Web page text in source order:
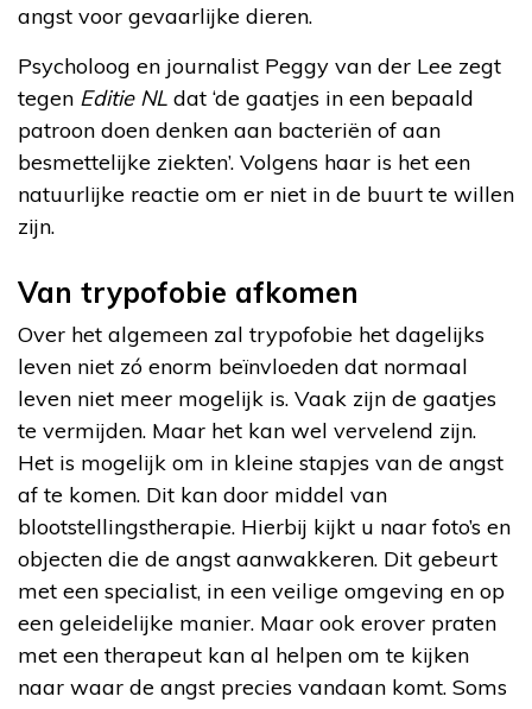
angst voor gevaarlijke dieren.
Psycholoog en journalist Peggy van der Lee zegt
tegen Editie NL dat ‘de gaatjes in een bepaald
patroon doen denken aan bacteriën of aan
besmettelijke ziekten’. Volgens haar is het een
natuurlijke reactie om er niet in de buurt te willen
zijn.
Van trypofobie afkomen
Over het algemeen zal trypofobie het dagelijks
leven niet zó enorm beïnvloeden dat normaal
leven niet meer mogelijk is. Vaak zijn de gaatjes
te vermijden. Maar het kan wel vervelend zijn.
Het is mogelijk om in kleine stapjes van de angst
af te komen. Dit kan door middel van
blootstellingstherapie. Hierbij kijkt u naar foto’s en
objecten die de angst aanwakkeren. Dit gebeurt
met een specialist, in een veilige omgeving en op
een geleidelijke manier. Maar ook erover praten
met een therapeut kan al helpen om te kijken
naar waar de angst precies vandaan komt. Soms